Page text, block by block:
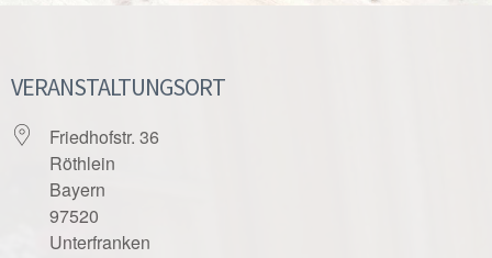
VERANSTALTUNGSORT
Friedhofstr. 36
Röthlein
Bayern
97520
Unterfranken